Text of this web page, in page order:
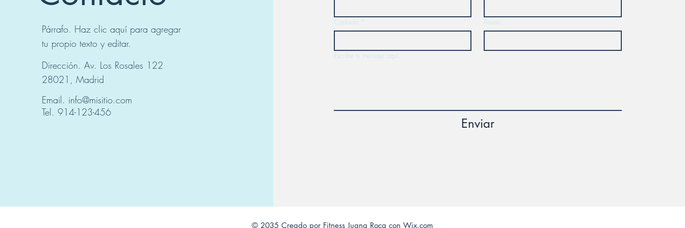
Párrafo. Haz clic aquí para agregar
tu propio texto y editar.
Dirección. Av. Los Rosales 122
28021, Madrid
Email. info@misitio.com
Tel. 914-123-456
Contacto * Asunto
Escribe tu mensaje aquí...
Enviar
© 2035 Creado por Fitness Juana Roca con Wix.com